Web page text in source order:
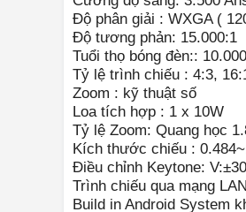
Độ phân giải : WXGA (
Độ tương phản: 15.000:1
Tuổi thọ bóng đèn::
Tỷ lệ trình chiếu : 4:3,
Zoom : kỹ thuật số
Loa tích hợp : 1 x 10W
Tỷ lệ Zoom: Quang học
Kích thước chiếu :
Điều chỉnh Keytone:
Trình chiếu qua mạng
Build in Android System